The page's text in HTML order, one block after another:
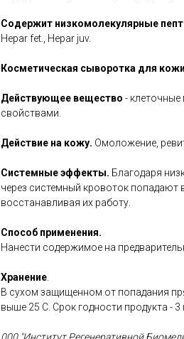
Содержит низкомолекулярные
Hepar fet., Hepar juv.
Косметическая сыворотка для кожи
Действующее вещество - клеточные
свойствами.
Действие на кожу. Омоложение,
Системные эффекты. Благодаря
через системный кровоток попадают
восстанавливая их работу.
Способ применения.
Нанести содержимое на
Хранение
В сухом защищенном от попадания
выше 25 С. Срок годности продукта - 3
000 "Институт Регенеративной